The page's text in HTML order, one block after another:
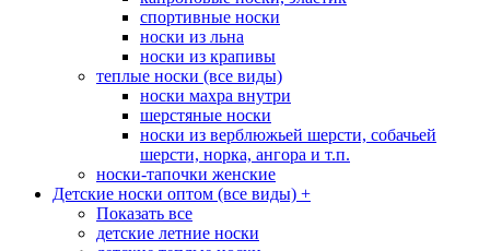
спортивные носки
носки из льна
носки из крапивы
теплые носки (все виды)
носки махра внутри
шерстяные носки
носки из верблюжьей шерсти, собачьей
шерсти, норка, ангора и т.п.
носки-тапочки женские
Детские носки оптом (все виды) +
Показать все
детские летние носки